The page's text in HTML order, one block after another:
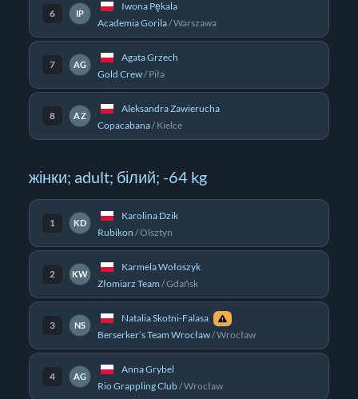
6 IP
Iwona Pękala
Academia Gorila/Warszawa
7 AG
Agata Grzech
Gold Crew/Piła
8 AZ
Aleksandra Zawierucha
Copacabana/Kielce
жінки; adult; білий; -64 kg
1 KD
Karolina Dzik
Rubikon /Olsztyn
2 KW
Karmela Wołoszyk
Złomiarz Team /Gdańsk
3 NS
Natalia Skotni-Falasa
Berserker’s Team Wrocław/Wrocław
4 AG
Anna Grybel
Rio Grappling Club/Wrocław